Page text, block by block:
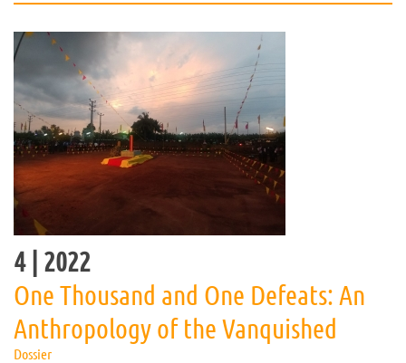
4| 2022
One Thousand and One Defeats: An
Anthropology of the Vanquished
Dossier